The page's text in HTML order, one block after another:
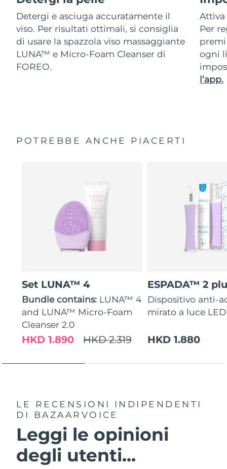
Detergi e asciuga accuratamente il
viso. Per risultati ottimali, si consiglia
di usare la spazzola viso massaggiante
LUNA™ e Micro-Foam Cleanser di
FOREO.
Per
ogni
l’app.
POTREBBE ANCHE PIACERTI
Set LUNA™ 4
Bundle contains: LUNA™ 4
and LUNA™ Micro-Foam
Cleanser 2.0
HKD 2.319
HKD 1.890
ESPADA™ 2
Dispositivo anti-
mirato a luce
HKD 1.880
LE RECENSIONI INDIPENDENTI
DI BAZAARVOICE
Leggi le opinioni
degli utenti...